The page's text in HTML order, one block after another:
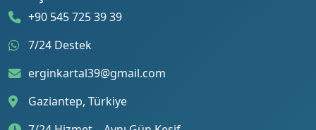
+90 545 725 39 39
7/24 Destek
erginkartal39@gmail.com
Gaziantep, Türkiye